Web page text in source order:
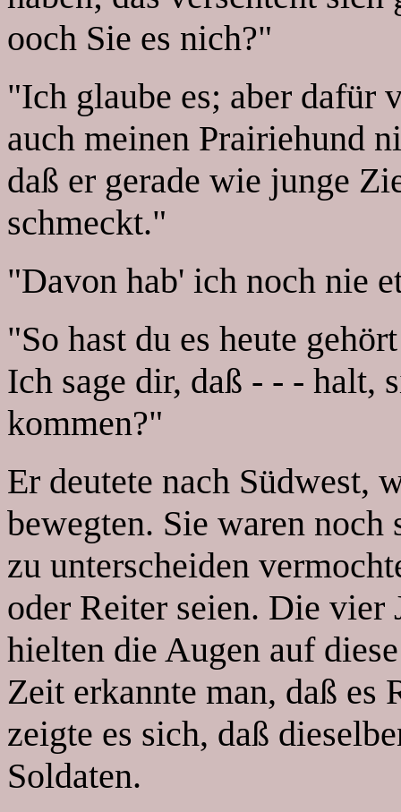
ooch Sie es nich?"
"Ich glaube es; aber dafür
auch meinen Prairiehund
daß er gerade wie junge
schmeckt."
"Davon hab' ich noch nie
"So hast du es heute
Ich sage dir, daß - - - halt,
kommen?"
Er deutete nach Südwest,
bewegten. Sie waren
zu unterscheiden
oder Reiter seien. Die vier
hielten die Augen auf
Zeit erkannte man, daß es
zeigte es sich, daß
Soldaten.